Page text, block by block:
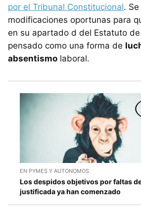
por el Tribunal Constitucional.
modificaciones oportunas para
en su apartado d del Estatuto
pensado como una forma de
absentismo laboral.
EN PYMES Y AUTONOMOS
Los despidos objetivos por faltas
justificada ya han comenzado